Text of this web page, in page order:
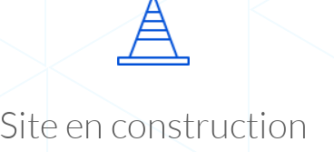
Site en construction